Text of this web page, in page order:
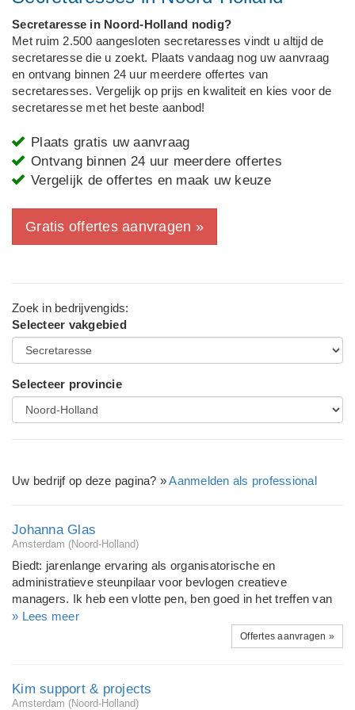
Secretaresse in Noord-Holland nodig?
Met ruim 2.500 aangesloten secretaresses vindt u altijd de
secretaresse die u zoekt. Plaats vandaag nog uw aanvraag
en ontvang binnen 24 uur meerdere offertes van
secretaresses. Vergelijk op prijs en kwaliteit en kies voor de
secretaresse met het beste aanbod!
Plaats gratis uw aanvraag
Ontvang binnen 24 uur meerdere offertes
Vergelijk de offertes en maak uw keuze
Gratis offertes aanvragen »
Zoek in bedrijvengids:
Selecteer vakgebied
Selecteer provincie
Uw bedrijf op deze pagina? »Aanmelden als professional
Johanna Glas
Amsterdam (Noord-Holland)
Biedt: jarenlange ervaring als organisatorische en
administratieve steunpilaar voor bevlogen creatieve
managers. Ik heb een vlotte pen, ben goed in het treffen van
de juiste toon, werk vanzelfsprekend binnen deadlines en
budgetten en heb een uitstekend netwerk. In te huren voor:
kortlopende projectondersteuning (secretarieel,
administratieve organisatie van bedrijven, organiseren van
conferenties, seminars, trainingen, festivals, exposities,
» Lees meer
Offertes aanvragen »
Kim support & projects
Amsterdam (Noord-Holland)